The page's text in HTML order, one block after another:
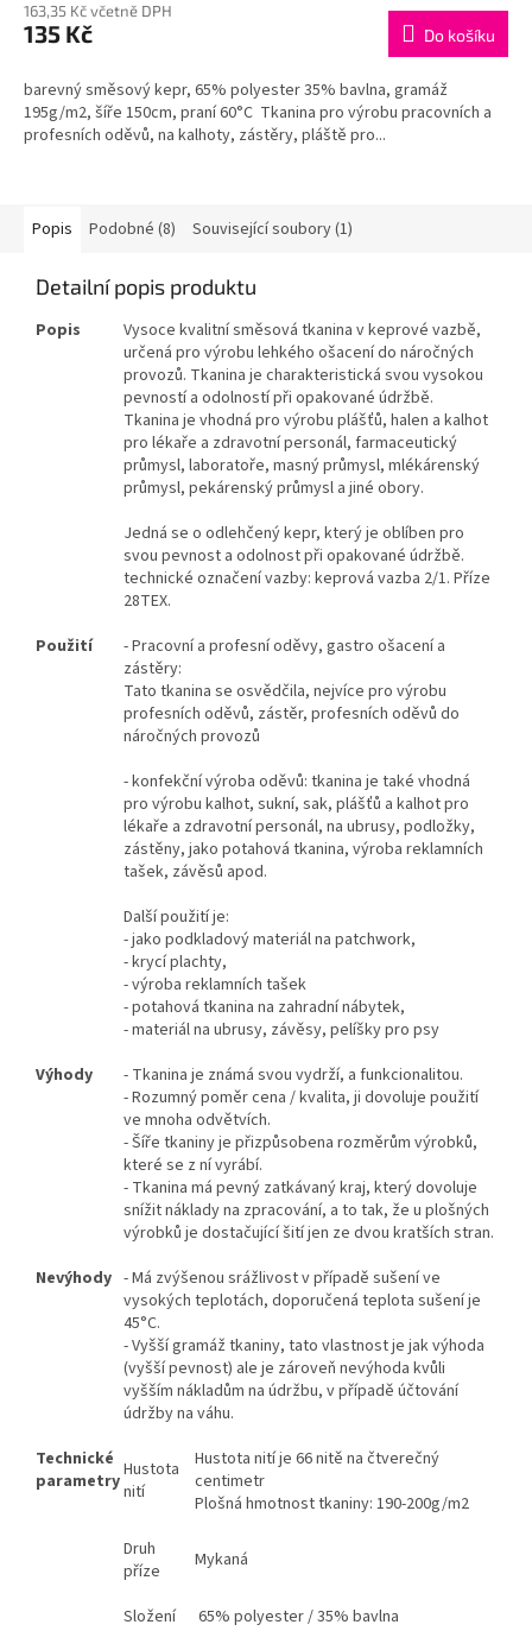
163,35 Kč včetně DPH
135 Kč Do košíku
barevný směsový kepr, 65% polyester 35% bavlna, gramáž
195g/m2, šíře 150cm, praní 60°C Tkanina pro výrobu pracovních a
profesních oděvů, na kalhoty, zástěry, pláště pro...
Popis Podobné (8) Související soubory (1)
Detailní popis produktu
Popis
Vysoce kvalitní směsová tkanina v keprové vazbě,
určená pro výrobu lehkého ošacení do náročných
provozů. Tkanina je charakteristická svou vysokou
pevností a odolností při opakované údržbě.
Tkanina je vhodná pro výrobu plášťů, halen a kalhot
pro lékaře a zdravotní personál, farmaceutický
průmysl, laboratoře, masný průmysl, mlékárenský
průmysl, pekárenský průmysl a jiné obory.
Jedná se o odlehčený kepr, který je oblíben pro
svou pevnost a odolnost při opakované údržbě.
technické označení vazby: keprová vazba 2/1. Příze
28TEX.
Použití
- Pracovní a profesní oděvy, gastro ošacení a
zástěry:
Tato tkanina se osvědčila, nejvíce pro výrobu
profesních oděvů, zástěr, profesních oděvů do
náročných provozů
- konfekční výroba oděvů: tkanina je také vhodná
pro výrobu kalhot, sukní, sak, plášťů a kalhot pro
lékaře a zdravotní personál, na ubrusy, podložky,
zástěny, jako potahová tkanina, výroba reklamních
tašek, závěsů apod.
Další použití je:
- jako podkladový materiál na patchwork,
- krycí plachty,
- výroba reklamních tašek
- potahová tkanina na zahradní nábytek,
- materiál na ubrusy, závěsy, pelíšky pro psy
Výhody
- Tkanina je známá svou vydrží, a funkcionalitou.
- Rozumný poměr cena / kvalita, ji dovoluje použití
ve mnoha odvětvích.
- Šíře tkaniny je přizpůsobena rozměrům výrobků,
které se z ní vyrábí.
- Tkanina má pevný zatkávaný kraj, který dovoluje
snížit náklady na zpracování, a to tak, že u plošných
výrobků je dostačující šití jen ze dvou kratších stran.
Nevýhody - Má zvýšenou srážlivost v případě sušení ve
vysokých teplotách, doporučená teplota sušení je
45°C.
- Vyšší gramáž tkaniny, tato vlastnost je jak výhoda
(vyšší pevnost) ale je zároveň nevýhoda kvůli
vyšším nákladům na údržbu, v případě účtování
údržby na váhu.
Technické
parametryHustota
nití
Hustota nití je 66 nitě na čtverečný
centimetr
Plošná hmotnost tkaniny: 190-200g/m2
Druh
příze
Mykaná
Složení
65% polyester / 35% bavlna